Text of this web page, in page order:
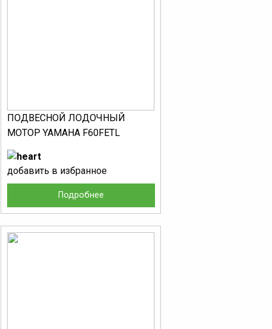
ПОДВЕСНОЙ ЛОДОЧНЫЙ
МОТОР YAMAHA F60FETL
Подробнее
добавить в избранное